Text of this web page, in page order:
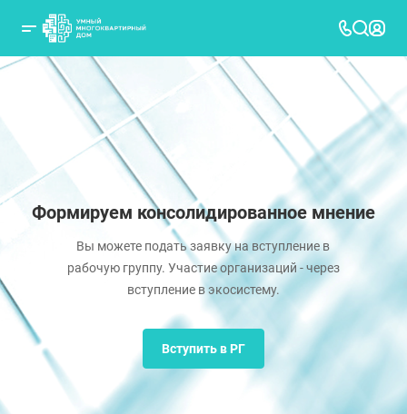
Формируем консолидированное мнение
Вы можете подать заявку на вступление в
рабочую группу. Участие организаций - через
вступление в экосистему.
Вступить в РГ